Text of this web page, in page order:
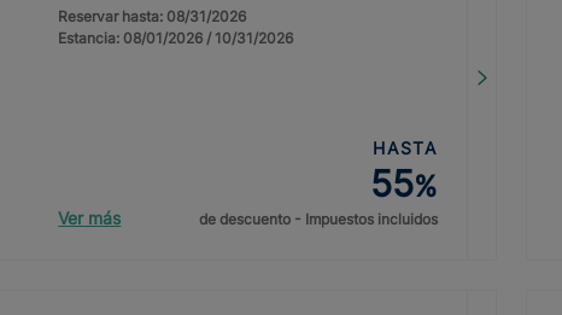
Reservar hasta: 08/31/2026
Estancia: 08/01/2026 / 10/31/2026
Ver más
HASTA
55%
de descuento - Impuestos incluidos